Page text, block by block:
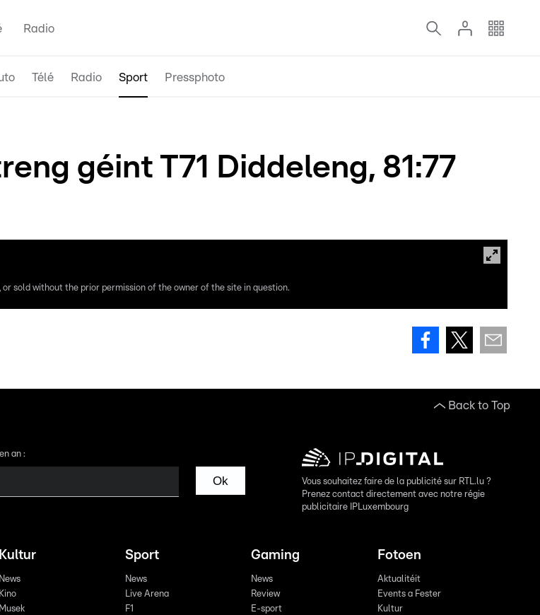
Radio
Télé Radio Sport Pressphoto
géint T71 Diddeleng, 81:77
sold without the prior permission of the owner of the site in question.
Back to Top
an :
Ok
Vous souhaitez faire de la publicité sur RTL.lu ?
Prenez contact directement avec notre régie
publicitaire IPLuxembourg
Kultur
News
Kino
Musek
Sport
News
Live Arena
F1
Gaming
News
Review
E-sport
Fotoen
Aktualitéit
Events a Fester
Kultur